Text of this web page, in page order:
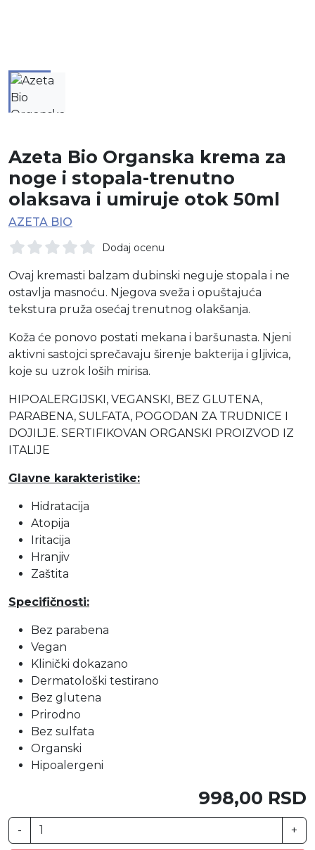
Azeta Bio Organska krema za
noge i stopala-trenutno
olaksava i umiruje otok 50ml
AZETA BIO
Dodaj ocenu
Ovaj kremasti balzam dubinski neguje stopala i ne
ostavlja masnoću. Njegova sveža i opuštajuća
tekstura pruža osećaj trenutnog olakšanja.
Koža će ponovo postati mekana i baršunasta. Njeni
aktivni sastojci sprečavaju širenje bakterija i gljivica,
koje su uzrok loših mirisa.
HIPOALERGIJSKI, VEGANSKI, BEZ GLUTENA,
PARABENA, SULFATA, POGODAN ZA TRUDNICE I
DOJILJE. SERTIFIKOVAN ORGANSKI PROIZVOD IZ
ITALIJE
Glavne karakteristike:
Hidratacija
Atopija
Iritacija
Hranjiv
Zaštita
Specifičnosti:
Bez parabena
Vegan
Klinički dokazano
Dermatološki testirano
Bez glutena
Prirodno
Bez sulfata
Organski
Hipoalergeni
998,00 RSD
- +